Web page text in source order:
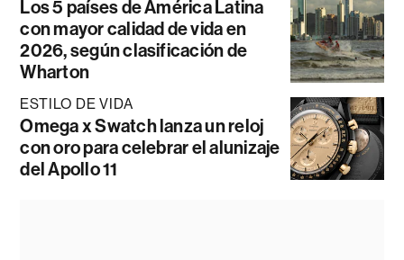
Los 5 países de América Latina
con mayor calidad de vida en
2026, según clasificación de
Wharton
ESTILO DE VIDA
Omega x Swatch lanza un reloj
con oro para celebrar el alunizaje
del Apollo 11